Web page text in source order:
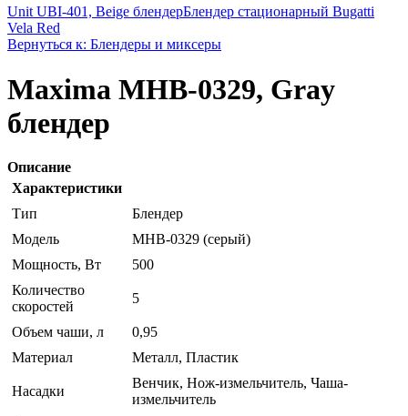
Unit UBI-401, Beige блендерБлендер стационарный Bugatti
Vela Red
Вернуться к: Блендеры и миксеры
Maxima MHB-0329, Gray
блендер
Описание
Характеристики
Тип
Блендер
Модель
MHB-0329 (серый)
Мощность, Вт
500
Количество
скоростей
5
Объем чаши, л
0,95
Материал
Металл, Пластик
Насадки
Венчик, Нож-измельчитель, Чаша-
измельчитель